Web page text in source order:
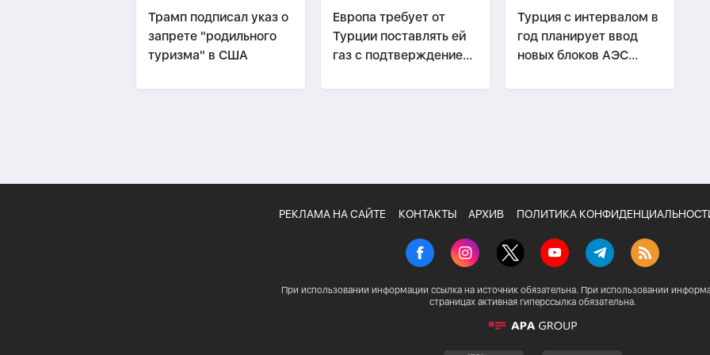
Трамп подписал указ о
запрете "родильного
туризма" в США
Европа требует от
Турции поставлять ей
газ с подтверждением
Турция с интервалом в
год планирует ввод
новых блоков АЭС
РЕКЛАМА НА САЙТЕ КОНТАКТЫ АРХИВ ПОЛИТИКА
При использовании информации ссылка на источник обязательна. При использовании
страницах активная гиперссылка обязательна.